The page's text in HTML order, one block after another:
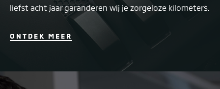
liefst acht jaar garanderen wij je zorgeloze kilometers.
ONTDEK MEER